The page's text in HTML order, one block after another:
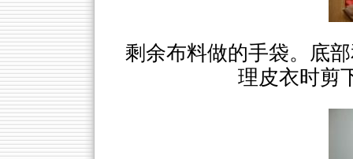
剩余布料做的手袋。底
理皮衣时剪